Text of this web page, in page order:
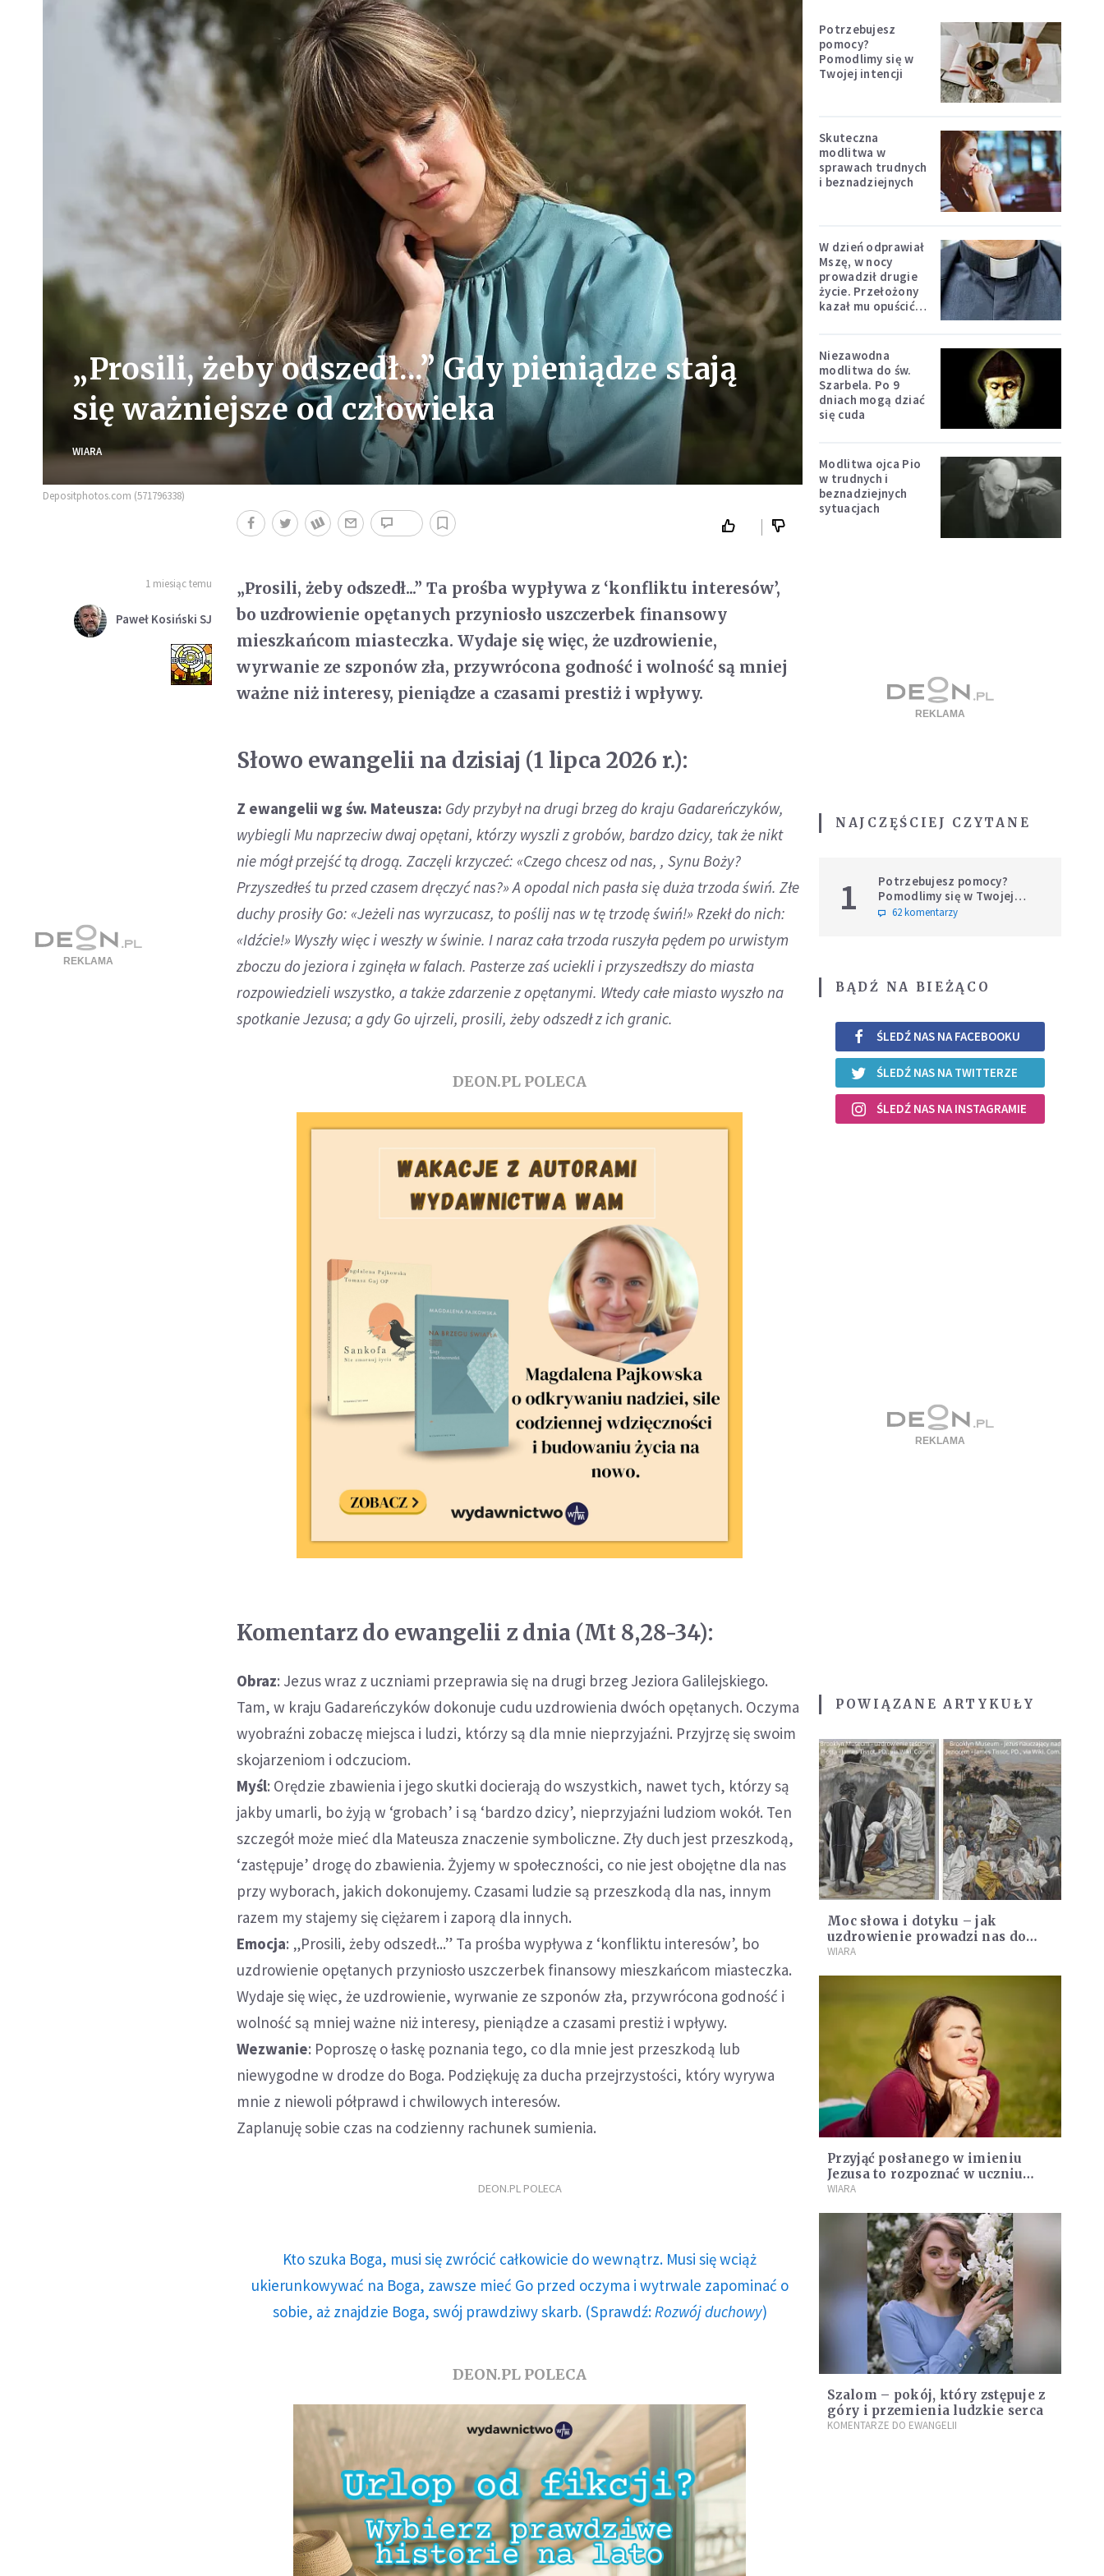
„Prosili, żeby odszedł...” Gdy pieniądze stają
się ważniejsze od człowieka
WIARA
Depositphotos.com (571796338)
1 miesiąc temu
Paweł Kosiński SJ
„Prosili, żeby odszedł...” Ta prośba wypływa z ‘konfliktu interesów’,
bo uzdrowienie opętanych przyniosło uszczerbek finansowy
mieszkańcom miasteczka. Wydaje się więc, że uzdrowienie,
wyrwanie ze szponów zła, przywrócona godność i wolność są mniej
ważne niż interesy, pieniądze a czasami prestiż i wpływy.
Słowo ewangelii na dzisiaj (1 lipca 2026 r.):
Z ewangelii wg św. Mateusza: Gdy przybył na drugi brzeg do kraju Gadareńczyków,
wybiegli Mu naprzeciw dwaj opętani, którzy wyszli z grobów, bardzo dzicy, tak że nikt
nie mógł przejść tą drogą. Zaczęli krzyczeć: «Czego chcesz od nas, , Synu Boży?
Przyszedłeś tu przed czasem dręczyć nas?» A opodal nich pasła się duża trzoda świń. Złe
duchy prosiły Go: «Jeżeli nas wyrzucasz, to poślij nas w tę trzodę świń!» Rzekł do nich:
«Idźcie!» Wyszły więc i weszły w świnie. I naraz cała trzoda ruszyła pędem po urwistym
zboczu do jeziora i zginęła w falach. Pasterze zaś uciekli i przyszedłszy do miasta
rozpowiedzieli wszystko, a także zdarzenie z opętanymi. Wtedy całe miasto wyszło na
spotkanie Jezusa; a gdy Go ujrzeli, prosili, żeby odszedł z ich granic.
DEON.PL POLECA
Komentarz do ewangelii z dnia (Mt 8,28-34):
Obraz: Jezus wraz z uczniami przeprawia się na drugi brzeg Jeziora Galilejskiego.
Tam, w kraju Gadareńczyków dokonuje cudu uzdrowienia dwóch opętanych. Oczyma
wyobraźni zobaczę miejsca i ludzi, którzy są dla mnie nieprzyjaźni. Przyjrzę się swoim
skojarzeniom i odczuciom.
Myśl: Orędzie zbawienia i jego skutki docierają do wszystkich, nawet tych, którzy są
jakby umarli, bo żyją w ‘grobach’ i są ‘bardzo dzicy’, nieprzyjaźni ludziom wokół. Ten
szczegół może mieć dla Mateusza znaczenie symboliczne. Zły duch jest przeszkodą,
‘zastępuje’ drogę do zbawienia. Żyjemy w społeczności, co nie jest obojętne dla nas
przy wyborach, jakich dokonujemy. Czasami ludzie są przeszkodą dla nas, innym
razem my stajemy się ciężarem i zaporą dla innych.
Emocja: „Prosili, żeby odszedł...” Ta prośba wypływa z ‘konfliktu interesów’, bo
uzdrowienie opętanych przyniosło uszczerbek finansowy mieszkańcom miasteczka.
Wydaje się więc, że uzdrowienie, wyrwanie ze szponów zła, przywrócona godność i
wolność są mniej ważne niż interesy, pieniądze a czasami prestiż i wpływy.
Wezwanie: Poproszę o łaskę poznania tego, co dla mnie jest przeszkodą lub
niewygodne w drodze do Boga. Podziękuję za ducha przejrzystości, który wyrywa
mnie z niewoli półprawd i chwilowych interesów.
Zaplanuję sobie czas na codzienny rachunek sumienia.
DEON.PL POLECA
Kto szuka Boga, musi się zwrócić całkowicie do wewnątrz. Musi się wciąż
ukierunkowywać na Boga, zawsze mieć Go przed oczyma i wytrwale zapominać o
sobie, aż znajdzie Boga, swój prawdziwy skarb. (Sprawdź: Rozwój duchowy)
DEON.PL POLECA
Potrzebujesz
pomocy?
Pomodlimy się w
Twojej intencji
Skuteczna
modlitwa w
sprawach trudnych
i beznadziejnych
W dzień odprawiał
Mszę, w nocy
prowadził drugie
życie. Przełożony
kazał mu opuścić
Niezawodna
modlitwa do św.
Szarbela. Po 9
dniach mogą dziać
się cuda
Modlitwa ojca Pio
w trudnych i
beznadziejnych
sytuacjach
NAJCZĘŚCIEJ CZYTANE
1
Potrzebujesz pomocy?
Pomodlimy się w Twojej
intencji
62 komentarzy
BĄDŹ NA BIEŻĄCO
ŚLEDŹ NAS NA FACEBOOKU
ŚLEDŹ NAS NA TWITTERZE
ŚLEDŹ NAS NA INSTAGRAMIE
POWIĄZANE ARTYKUŁY
Moc słowa i dotyku – jak
uzdrowienie prowadzi nas do
służby
WIARA
Przyjąć posłanego w imieniu
Jezusa to rozpoznać w uczniu
samego Pana
WIARA
Szalom – pokój, który zstępuje z
góry i przemienia ludzkie serca
KOMENTARZE DO EWANGELII